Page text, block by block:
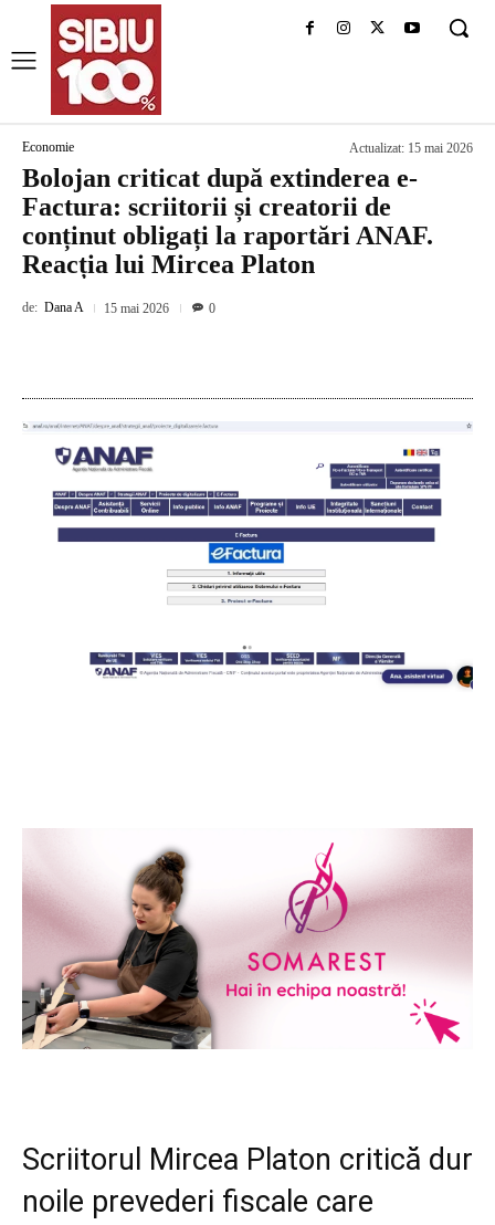
Economie Actualizat: 15 mai 2026
Bolojan criticat după extinderea e-
Factura: scriitorii și creatorii de
conținut obligați la raportări ANAF.
Reacția lui Mircea Platon
de: Dana A 15 mai 2026 0
Scriitorul Mircea Platon critică dur
noile prevederi fiscale care